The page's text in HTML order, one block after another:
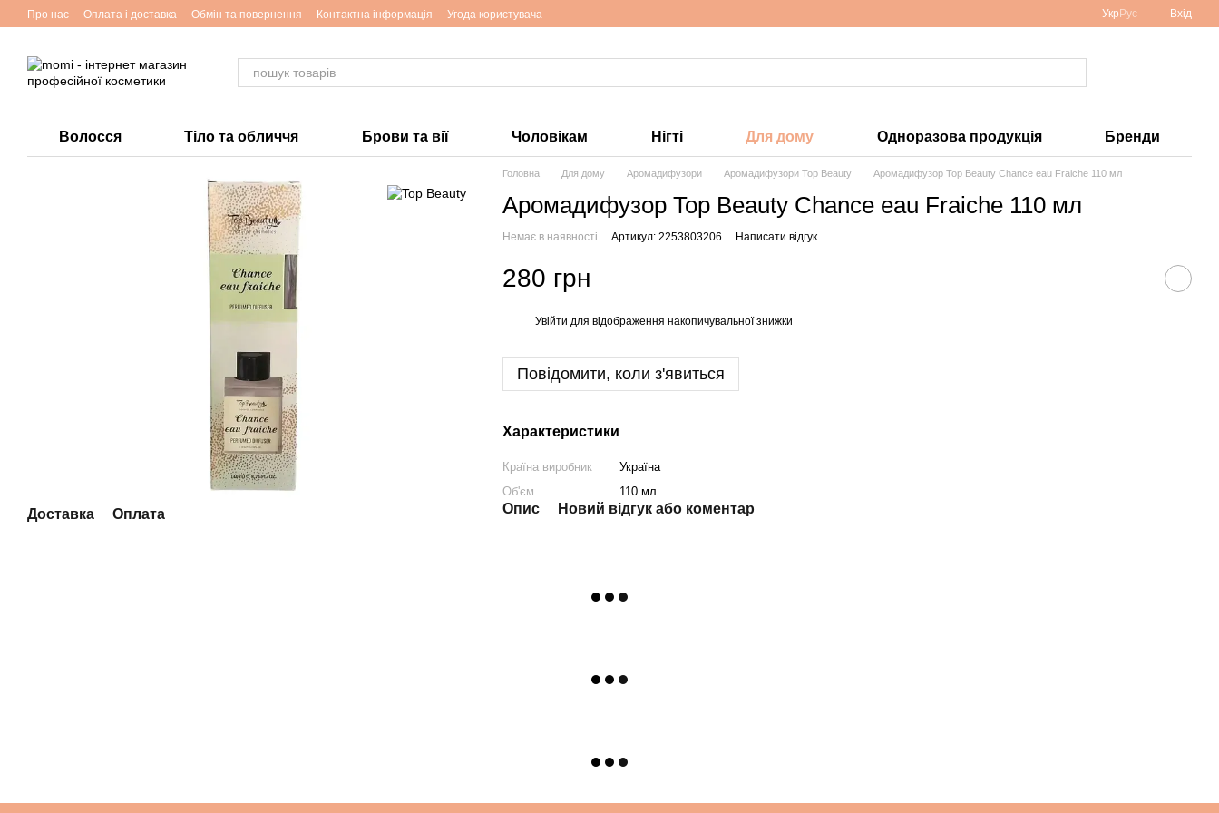
Перейти до основного контенту
Про нас Оплата і доставка Обмін та повернення Контактна інформація Угода користувача Укр Рус Вхід
Волосся Тіло та обличчя Брови та вії Чоловікам Нігті Для дому Одноразова продукція Бренди
Доставка Оплата
Головна Для дому Аромадифузори Аромадифузори Top Beauty Аромадифузор Top Beauty Chance eau Fraiche 110 мл
Аромадифузор Top Beauty Chance eau Fraiche 110 мл
Немає в наявності Артикул: 2253803206 Написати відгук
280 грн
Увійти для відображення накопичувальної знижки
Повідомити, коли з'явиться
Характеристики
Країна виробник
Україна
Об'єм
110 мл
Опис Новий відгук або коментар